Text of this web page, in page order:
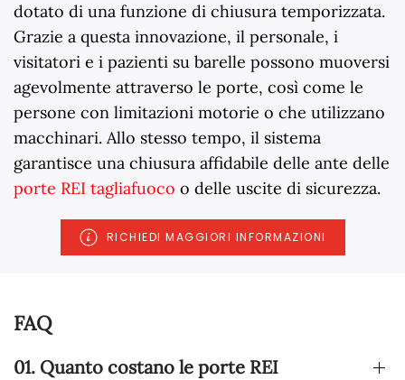
dotato di una funzione di chiusura temporizzata.
Grazie a questa innovazione, il personale, i
visitatori e i pazienti su barelle possono muoversi
agevolmente attraverso le porte, così come le
persone con limitazioni motorie o che utilizzano
macchinari. Allo stesso tempo, il sistema
garantisce una chiusura affidabile delle ante delle
porte REI tagliafuoco o delle uscite di sicurezza.
RICHIEDI MAGGIORI INFORMAZIONI
FAQ
01. Quanto costano le porte REI